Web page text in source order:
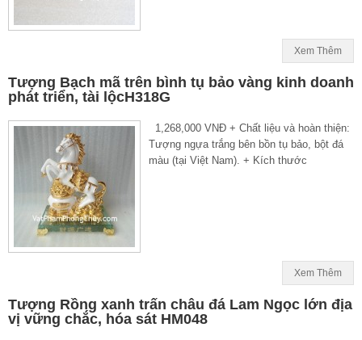
Xem Thêm
Tượng Bạch mã trên bình tụ bảo vàng kinh doanh
phát triển, tài lộcH318G
1,268,000 VNĐ + Chất liệu và hoàn thiện:
Tượng ngựa trắng bên bồn tụ bảo, bột đá
màu (tại Việt Nam). + Kích thước
Xem Thêm
Tượng Rồng xanh trấn châu đá Lam Ngọc lớn địa
vị vững chắc, hóa sát HM048